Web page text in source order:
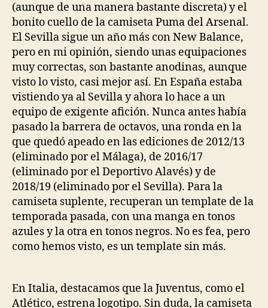
(aunque de una manera bastante discreta) y el
bonito cuello de la camiseta Puma del Arsenal.
El Sevilla sigue un año más con New Balance,
pero en mi opinión, siendo unas equipaciones
muy correctas, son bastante anodinas, aunque
visto lo visto, casi mejor así. En España estaba
vistiendo ya al Sevilla y ahora lo hace a un
equipo de exigente afición. Nunca antes había
pasado la barrera de octavos, una ronda en la
que quedó apeado en las ediciones de 2012/13
(eliminado por el Málaga), de 2016/17
(eliminado por el Deportivo Alavés) y de
2018/19 (eliminado por el Sevilla). Para la
camiseta suplente, recuperan un template de la
temporada pasada, con una manga en tonos
azules y la otra en tonos negros. No es fea, pero
como hemos visto, es un template sin más.
En Italia, destacamos que la Juventus, como el
Atlético, estrena logotipo. Sin duda, la camiseta